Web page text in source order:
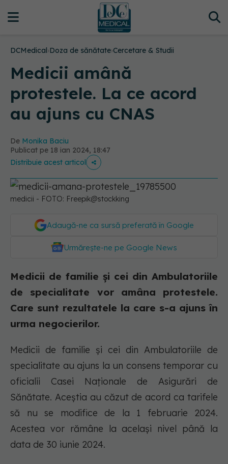
DCMedical›Doza de sănătate›Cercetare & Studii
Medicii amână
protestele. La ce acord
au ajuns cu CNAS
De Monika Baciu
Publicat pe 18 ian 2024, 18:47
Distribuie acest articol
medicii - FOTO: Freepik@stockking
Adaugă-ne ca sursă preferată în Google
Urmărește-ne pe Google News
Medicii de familie și cei din Ambulatoriile
de specialitate vor amâna protestele.
Care sunt rezultatele la care s-a ajuns în
urma negocierilor.
Medicii de familie și cei din Ambulatoriile de
specialitate au ajuns la un consens temporar cu
oficialii Casei Naționale de Asigurări de
Sănătate. Aceștia au căzut de acord ca tarifele
să nu se modifice de la 1 februarie 2024.
Acestea vor rămâne la același nivel până la
data de 30 iunie 2024.